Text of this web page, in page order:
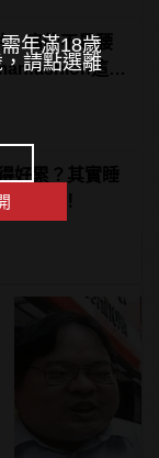
年滿18歲
請點選離
，痛的不是腰
這樣
好累？其實睡
才最好！